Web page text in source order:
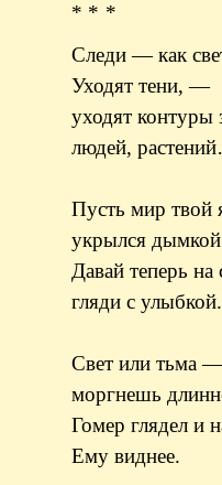
* * *
Следи — как
Уходят тени, —
уходят контуры
людей,
Пусть мир твой
укрылся
Давай теперь на
гляди с улыбкой.
Свет или тьма
моргнешь
Гомер глядел и
Ему виднее.